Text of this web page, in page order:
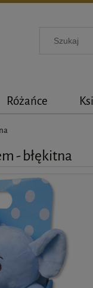
Różańce
- błękitna